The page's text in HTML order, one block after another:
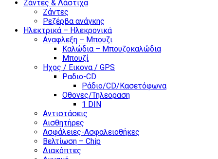
Ζάντες & Λάστιχα
Ζάντες
Ρεζέρβα ανάγκης
Ηλεκτρικά – Ηλεκρονικά
Αναφλεξη – Μπουζι
Καλώδια – Μπουζοκαλώδια
Μπουζί
Ηχος / Εικονα / GPS
Ραδιο-CD
Ράδιο/CD/Κασετόφωνα
Οθονες/Τηλεοραση
1 DIN
Αντιστάσεις
Αισθητήρες
Ασφάλειες-Ασφαλειοθήκες
Βελτίωση – Chip
Διακόπτες